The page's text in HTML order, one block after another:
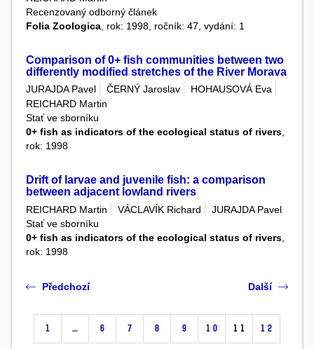
Recenzovaný odborný článek
Folia Zoologica , rok: 1998, ročník: 47, vydání: 1
Comparison of 0+ fish communities between two
differently modified stretches of the River Morava
JURAJDA Pavel ČERNÝ Jaroslav
HOHAUSOVÁ Eva
REICHARD Martin
Stať ve sborníku
0+ fish as indicators of the ecological status of rivers,
rok: 1998
Drift of larvae and juvenile fish: a comparison
between adjacent lowland rivers
REICHARD Martin VÁCLAVÍK Richard
JURAJDA Pavel
Stať ve sborníku
0+ fish as indicators of the ecological status of rivers
rok: 1998
Předchozí
1 … 6 7 8 9 10 11 12
Další